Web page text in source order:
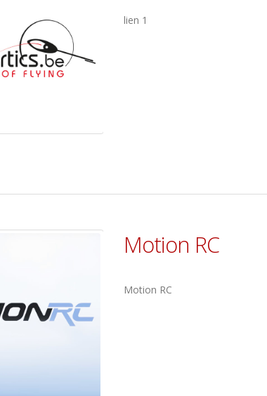
lien 1
Motion RC
Motion RC